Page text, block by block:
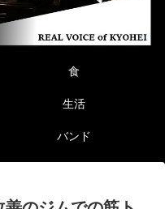
食
生活
バンド